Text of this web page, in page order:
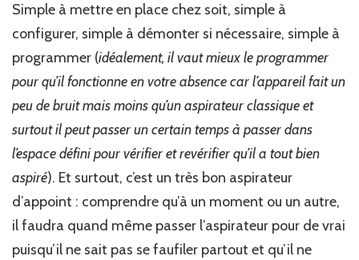
Simple à mettre en place chez soit, simple à
configurer, simple à démonter si nécessaire, simple à
programmer (idéalement, il vaut mieux le programmer
pour qu’il fonctionne en votre absence car l’appareil fait un
peu de bruit mais moins qu’un aspirateur classique et
surtout il peut passer un certain temps à passer dans
l’espace défini pour vérifier et revérifier qu’il a tout bien
aspiré). Et surtout, c’est un très bon aspirateur
d’appoint : comprendre qu’à un moment ou un autre,
il faudra quand même passer l’aspirateur pour de vrai
puisqu’il ne sait pas se faufiler partout et qu’il ne